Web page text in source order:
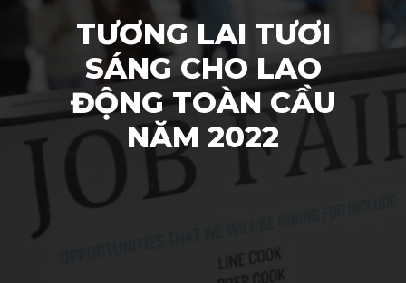
TƯƠNG LAI TƯƠI
SÁNG CHO LAO
ĐỘNG TOÀN CẦU
NĂM 2022